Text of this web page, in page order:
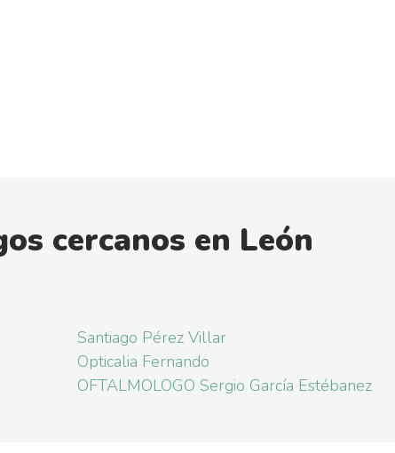
cercanos en León
Santiago Pérez Villar
Opticalia Fernando
OFTALMOLOGO Sergio García Estébanez